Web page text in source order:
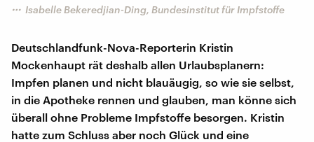
Isabelle Bekeredjian-Ding, Bundesinstitut für Impfstoffe
Deutschlandfunk-Nova-Reporterin Kristin
Mockenhaupt rät deshalb allen Urlaubsplanern:
Impfen planen und nicht blauäugig, so wie sie selbst,
in die Apotheke rennen und glauben, man könne sich
überall ohne Probleme Impfstoffe besorgen. Kristin
hatte zum Schluss aber noch Glück und eine